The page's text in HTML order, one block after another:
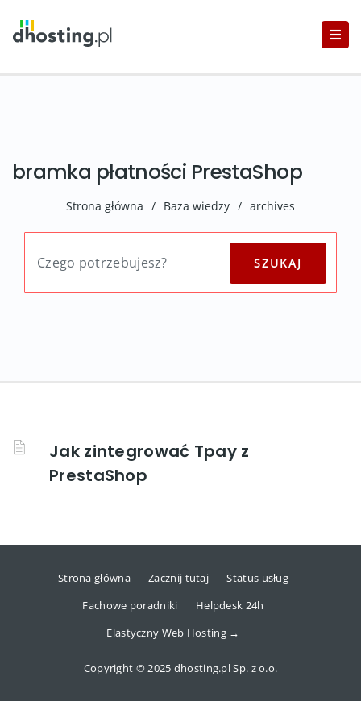
bramka płatności PrestaShop
Strona główna / Baza wiedzy / archives
Jak zintegrować Tpay z
PrestaShop
Strona główna Zacznij tutaj
Status usług
Fachowe poradniki
Helpdesk 24h
Elastyczny Web Hosting →
Copyright © 2025 dhosting.pl Sp. z o.o.